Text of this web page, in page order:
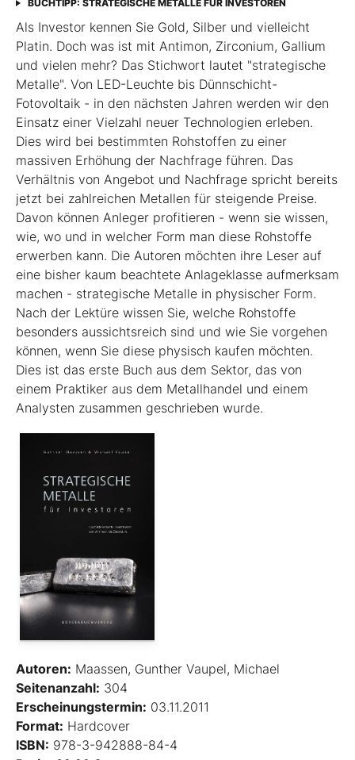
BUCHTIPP: STRATEGISCHE METALLE FÜR INVESTOREN
Als Investor kennen Sie Gold, Silber und vielleicht
Platin. Doch was ist mit Antimon, Zirconium, Gallium
und vielen mehr? Das Stichwort lautet "strategische
Metalle". Von LED-Leuchte bis Dünnschicht-
Fotovoltaik - in den nächsten Jahren werden wir den
Einsatz einer Vielzahl neuer Technologien erleben.
Dies wird bei bestimmten Rohstoffen zu einer
massiven Erhöhung der Nachfrage führen. Das
Verhältnis von Angebot und Nachfrage spricht bereits
jetzt bei zahlreichen Metallen für steigende Preise.
Davon können Anleger profitieren - wenn sie wissen,
wie, wo und in welcher Form man diese Rohstoffe
erwerben kann. Die Autoren möchten ihre Leser auf
eine bisher kaum beachtete Anlageklasse aufmerksam
machen - strategische Metalle in physischer Form.
Nach der Lektüre wissen Sie, welche Rohstoffe
besonders aussichtsreich sind und wie Sie vorgehen
können, wenn Sie diese physisch kaufen möchten.
Dies ist das erste Buch aus dem Sektor, das von
einem Praktiker aus dem Metallhandel und einem
Analysten zusammen geschrieben wurde.
Autoren: Maassen, Gunther Vaupel, Michael
Seitenanzahl: 304
Erscheinungstermin: 03.11.2011
Format: Hardcover
ISBN: 978-3-942888-84-4